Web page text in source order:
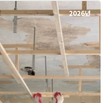
2026년